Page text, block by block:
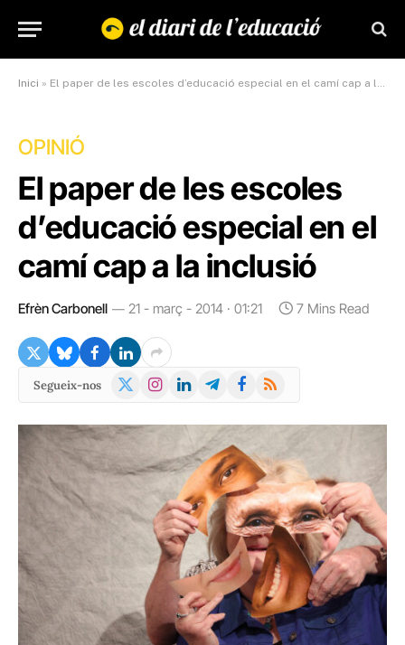
Inici » El paper de les escoles d’educació especial en el camí cap a la inclusió
OPINIÓ
El paper de les escoles
d’educació especial en el
camí cap a la inclusió
Efrèn Carbonell 21 - març - 2014 · 01:21 7 Mins Read
Segueix-nos
X
Instagram
LinkedInTelegramFacebook
RSS